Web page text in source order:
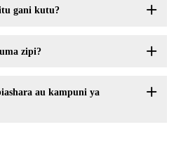
gani kutu?
zipi?
au kampuni ya